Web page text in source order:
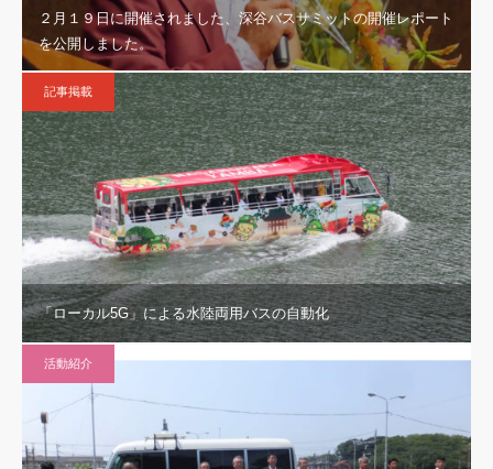
２月１９日に開催されました、深谷バスサミットの開催レポート
を公開しました。
記事掲載
「ローカル5G」による水陸両用バスの自動化
活動紹介